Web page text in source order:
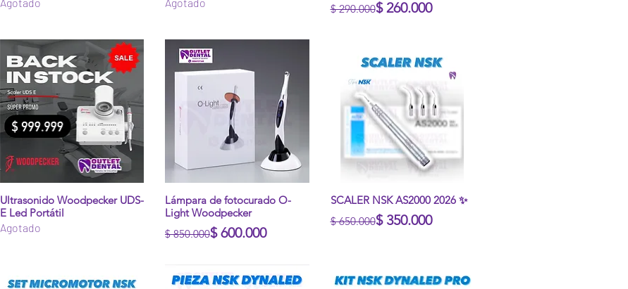
Precio
$ 290.000
Precio de oferta$ 260.000
Vista rápida
Ultrasonido Woodpecker UDS-
E Led Portátil
Agotado
Vista rápida
Lámpara de fotocurado O-
Light Woodpecker
Precio
$ 850.000
Precio de oferta$ 600.000
Vista rápida
SCALER NSK AS2000 2026 ✨
Precio
$ 650.000
Precio de oferta$ 350.000